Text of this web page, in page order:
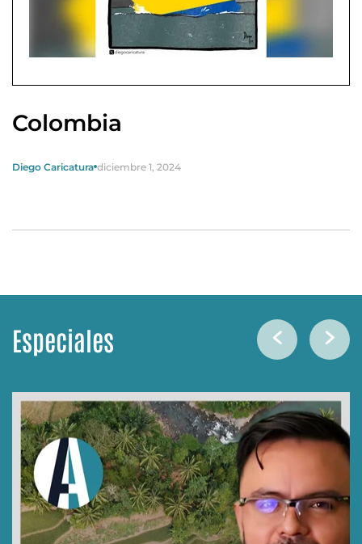
Colombia
Diego Caricatura diciembre 1, 2024
Especiales